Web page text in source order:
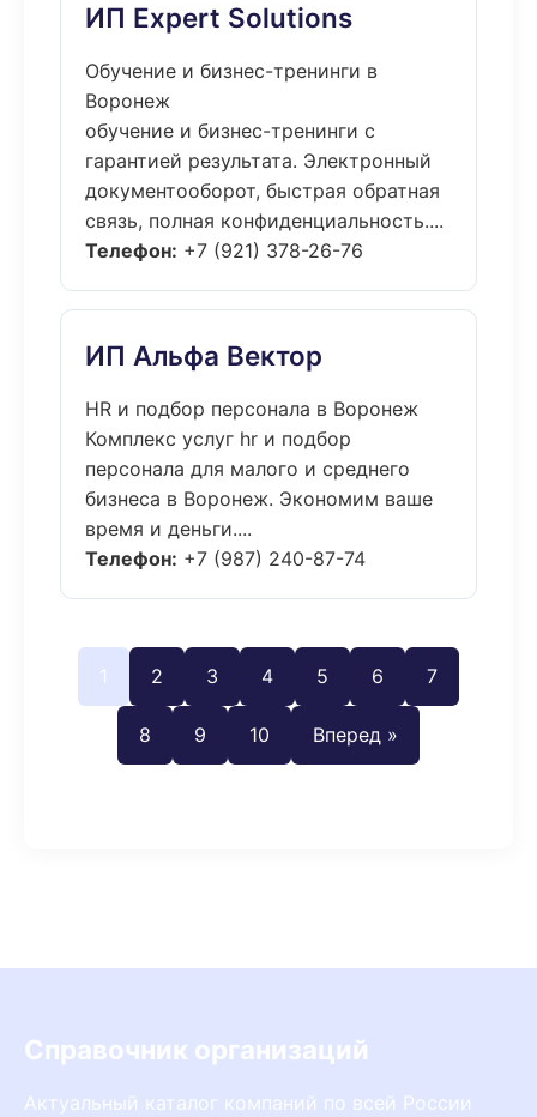
ИП Expert Solutions
Обучение и бизнес-тренинги в
Воронеж
обучение и бизнес-тренинги с
гарантией результата. Электронный
документооборот, быстрая обратная
связь, полная конфиденциальность....
Телефон: +7 (921) 378-26-76
ИП Альфа Вектор
HR и подбор персонала в Воронеж
Комплекс услуг hr и подбор
персонала для малого и среднего
бизнеса в Воронеж. Экономим ваше
время и деньги....
Телефон: +7 (987) 240-87-74
1 2 3 4 5 6 7
8 9 10 Вперед »
Справочник организаций
Актуальный каталог компаний по всей России